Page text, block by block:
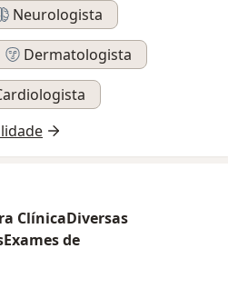
Neurologista
Dermatologista
ClínicaDiversas
Exames de